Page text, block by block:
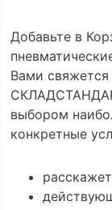
Добавьте в
Вами
выбором
конкретные